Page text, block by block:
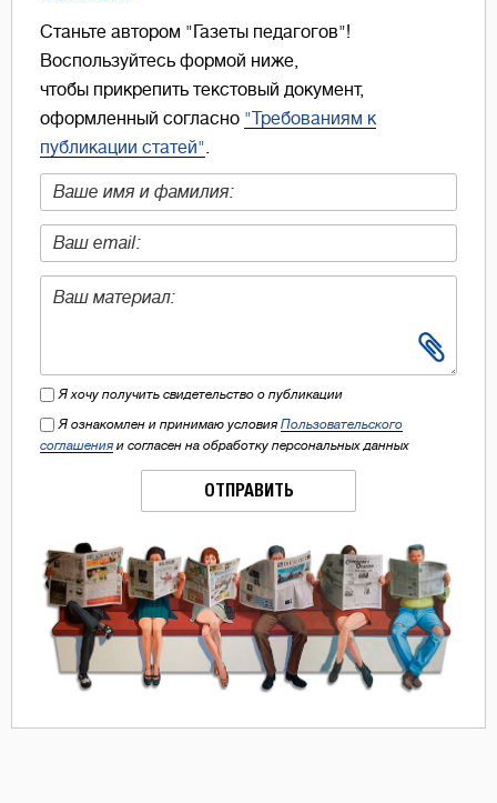
Станьте автором "Газеты педагогов"!
Воспользуйтесь формой ниже,
чтобы прикрепить текстовый документ,
оформленный согласно "Требованиям к
публикации статей"
Я хочу получить свидетельство о публикации
Я ознакомлен и принимаю условия Пользовательского
соглашения и согласен на обработку персональных данных
ОТПРАВИТЬ